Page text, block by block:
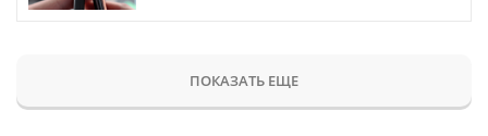
ПОКАЗАТЬ ЕЩЕ